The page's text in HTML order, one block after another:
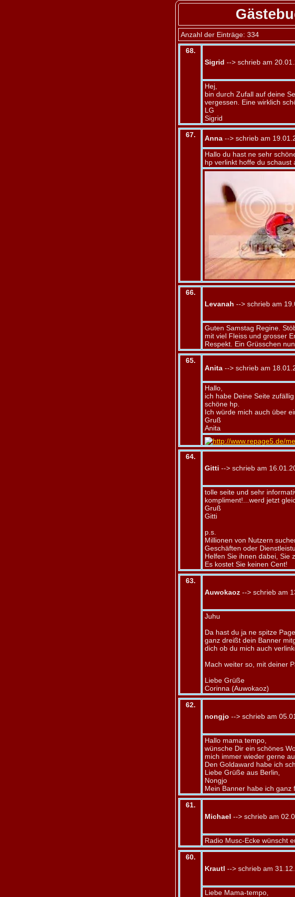
Anzahl der Einträge: 334
68.
Sigrid --> schrieb am
Hej,
bin durch Zufall auf deine
vergessen. Eine wirklich
LG
Sigrid
67. Anna --> schrieb am
Hallo du hast ne sehr
hp verlinkt hoffe du schaust
66.
Levanah --> schrieb am
Guten Samstag Regine.
mit viel Fleiss und grosser
Respekt. Ein Grüsschen
65.
Anita --> schrieb am
Hallo,
ich habe Deine Seite
schöne hp.
Ich würde mich auch über
Gruß
Anita
64.
Gitti --> schrieb am
tolle seite und sehr
kompliment!...werd jetzt
Gruß
Gitti
p.s.
Millionen von Nutzern
Geschäften oder
Helfen Sie ihnen dabei, Sie
Es kostet Sie keinen Cent!
63.
Auwokaoz --> schrieb am
Juhu
Da hast du ja ne spitze
ganz dreißt dein Banner
dich ob du mich auch
Mach weiter so, mit deiner
Liebe Grüße
Corinna (Auwokaoz)
62.
nongjo --> schrieb am
Hallo mama tempo,
wünsche Dir ein schönes
mich immer wieder gerne
Den Goldaward habe ich
Liebe Grüße aus Berlin,
Nongjo
Mein Banner habe ich
61.
Michael --> schrieb am
Radio Musc-Ecke wünscht
60.
Krautl --> schrieb am
Liebe Mama-tempo,